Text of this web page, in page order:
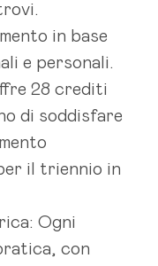
in base
e personali.
28 crediti
di soddisfare
il triennio in
Ogni
con